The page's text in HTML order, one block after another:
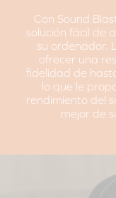
Con Sound
solución fácil de
su ordenador.
ofrecer una
fidelidad de
lo que le
rendimiento del
mejor de